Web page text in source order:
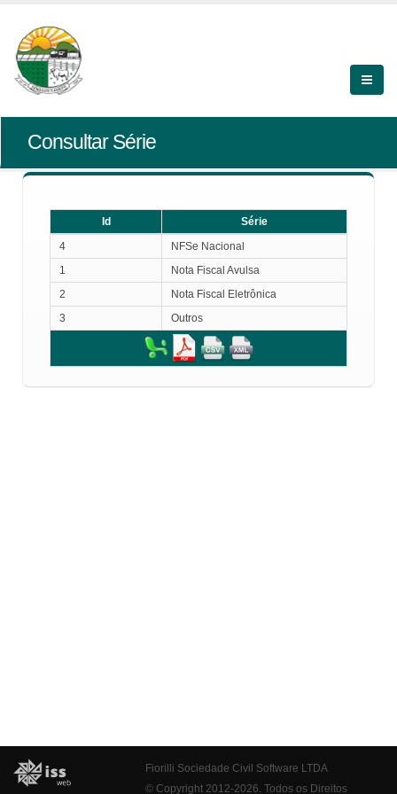
Consultar Série
Id
Série
Série
4
NFSe Nacional
1
Nota Fiscal Avulsa
2
Nota Fiscal Eletrônica
3
Outros
Fiorilli Sociedade Civil Software LTDA
© Copyright 2012-2026. Todos os Direitos